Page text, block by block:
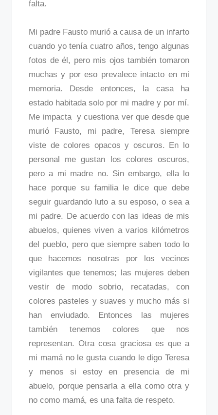
falta.
Mi padre Fausto murió a causa de un infarto
cuando yo tenía cuatro años, tengo algunas
fotos de él, pero mis ojos también tomaron
muchas y por eso prevalece intacto en mi
memoria. Desde entonces, la casa ha
estado habitada solo por mi madre y por mí.
Me impacta y cuestiona ver que desde que
murió Fausto, mi padre, Teresa siempre
viste de colores opacos y oscuros. En lo
personal me gustan los colores oscuros,
pero a mi madre no. Sin embargo, ella lo
hace porque su familia le dice que debe
seguir guardando luto a su esposo, o sea a
mi padre. De acuerdo con las ideas de mis
abuelos, quienes viven a varios kilómetros
del pueblo, pero que siempre saben todo lo
que hacemos nosotras por los vecinos
vigilantes que tenemos; las mujeres deben
vestir de modo sobrio, recatadas, con
colores pasteles y suaves y mucho más si
han enviudado. Entonces las mujeres
también tenemos colores que nos
representan. Otra cosa graciosa es que a
mi mamá no le gusta cuando le digo Teresa
y menos si estoy en presencia de mi
abuelo, porque pensarla a ella como otra y
no como mamá, es una falta de respeto.